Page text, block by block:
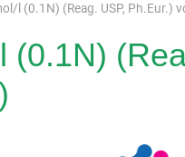
l (0.1N) (Reag. USP, Ph.Eur.)
(0.1N)